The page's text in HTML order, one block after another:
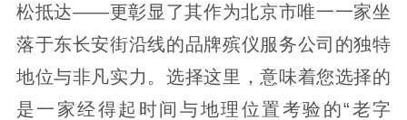
松抵达——更彰显了其作为北京市唯一一家坐
落于东长安街沿线的品牌殡仪服务公司的独特
地位与非凡实力。选择这里，意味着您选择的
是一家经得起时间与地理位置考验的“老字